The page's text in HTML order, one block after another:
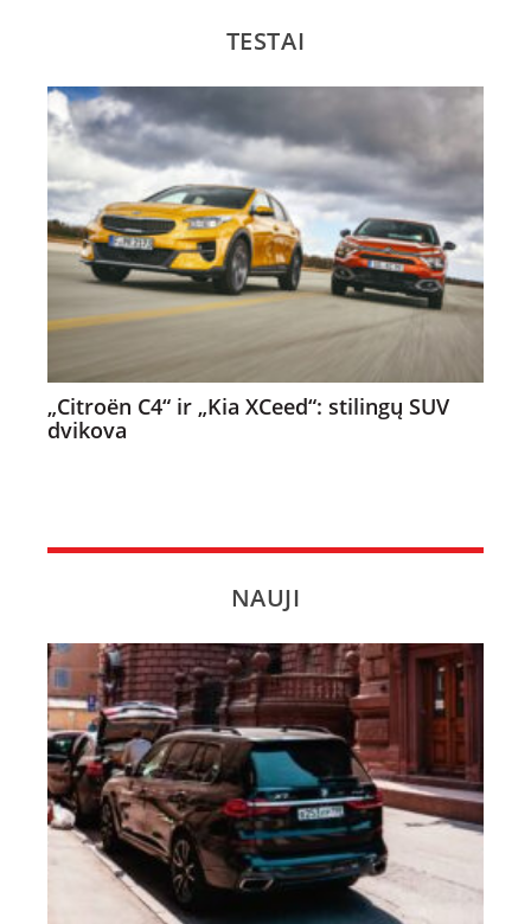
TESTAI
„Citroën C4“ ir „Kia XCeed“: stilingų SUV
dvikova
NAUJI